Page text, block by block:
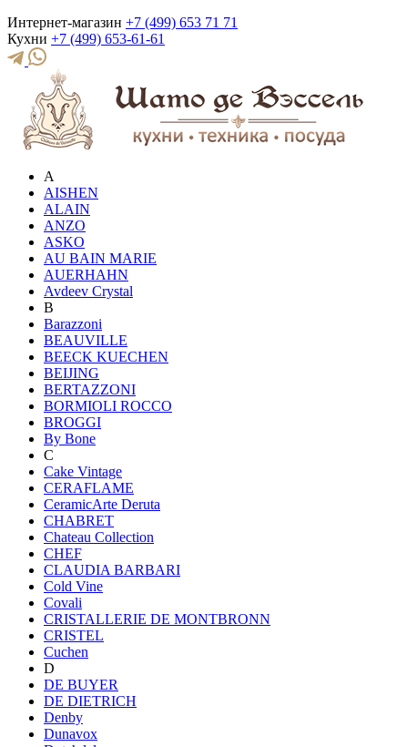
Интернет-магазин +7 (499) 653 71 71
Кухни +7 (499) 653-61-61
A
AISHEN
ALAIN
ANZO
ASKO
AU BAIN MARIE
AUERHAHN
Avdeev Crystal
B
Barazzoni
BEAUVILLE
BEECK KUECHEN
BEIJING
BERTAZZONI
BORMIOLI ROCCO
BROGGI
By Bone
C
Cake Vintage
CERAFLAME
CeramicArte Deruta
CHABRET
Chateau Collection
CHEF
CLAUDIA BARBARI
Cold Vine
Covali
CRISTALLERIE DE MONTBRONN
CRISTEL
Cuchen
D
DE BUYER
DE DIETRICH
Denby
Dunavox